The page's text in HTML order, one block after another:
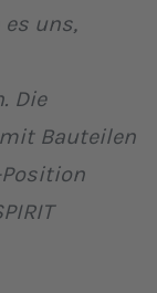
uns,
Die
Bauteilen